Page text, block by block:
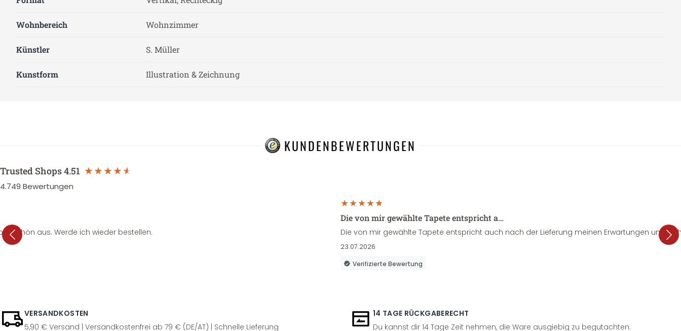
Wohnbereich Wohnzimmer
Künstler S. Müller
Kunstform Illustration & Zeichnung
KUNDENBEWERTUNGEN
Trusted Shops4.51
4.749 Bewertungen
schön aus. Werde ich wieder bestellen.
Die von mir gewählte Tapete entspricht a…
Die von mir gewählte Tapete entspricht auch nach der Lieferung meinen Erwartungen und
23.07.2026
Verifizierte Bewertung
VERSANDKOSTEN
5,90 € Versand | Versandkostenfrei ab 79 € (DE/AT) | Schnelle Lieferung
14 TAGE RÜCKGABERECHT
Du kannst dir 14 Tage Zeit nehmen, die Ware ausgiebig zu begutachten.